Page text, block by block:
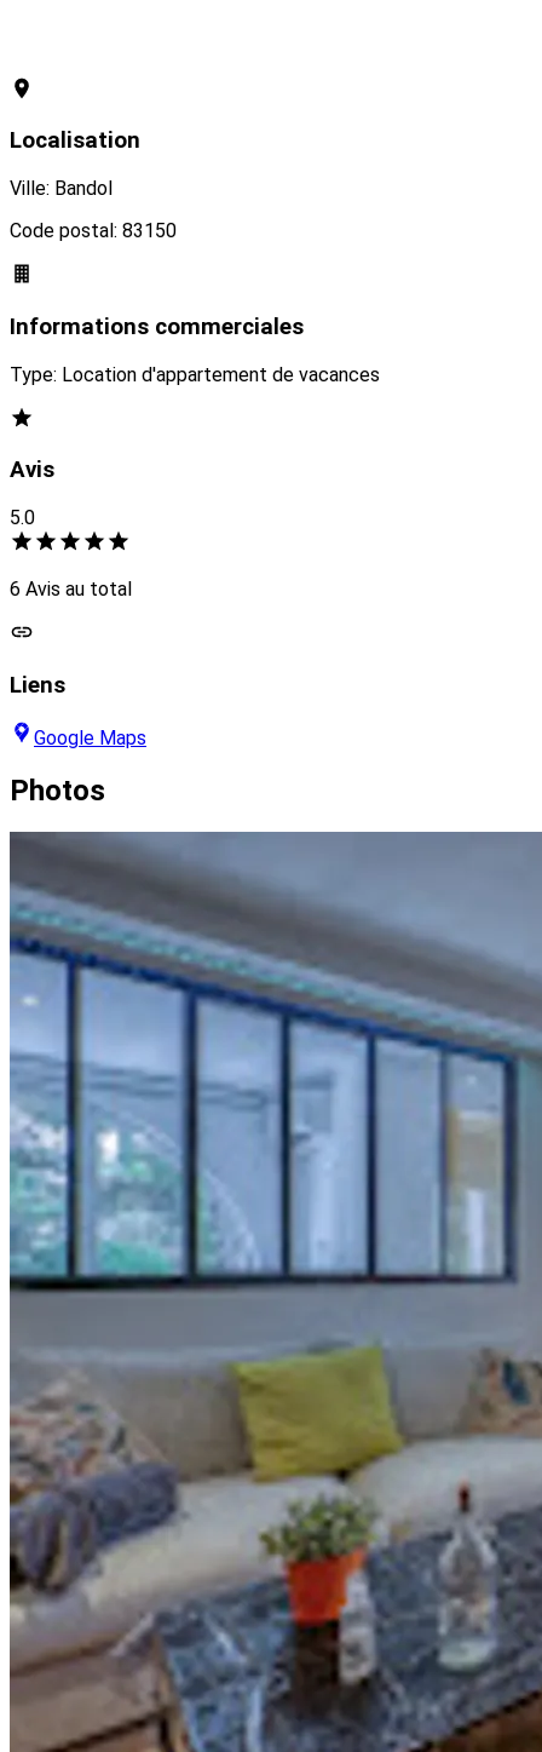
Localisation
Ville: Bandol
Code postal: 83150
Informations commerciales
Type: Location d'appartement de vacances
Avis
5.0
6 Avis au total
Liens
Google Maps
Photos